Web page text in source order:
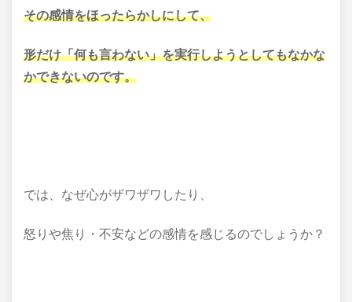
その感情をほったらかしにして、
形だけ「何も言わない」を実行しようとしてもなかな
かできないのです。
では、なぜ心がザワザワしたり、
怒りや焦り・不安などの感情を感じるのでしょうか？